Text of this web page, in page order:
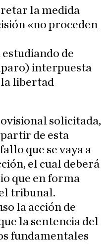
la medida
«no proceden
de
interpuesta
la libertad
solicitada,
de esta
que se vaya a
el cual deberá
que en forma
tribunal.
la acción de
la sentencia del
fundamentales